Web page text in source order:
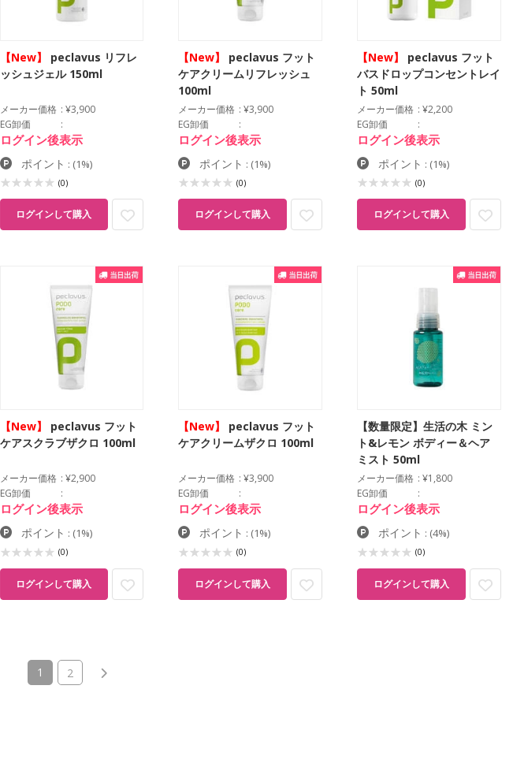
【New】
peclavus リフレ
ッシュジェル 150ml
メーカー価格
¥3,900
EG卸価
ログイン後表示
ポイント : (1%)
(0)
ログインして購入
【New】
peclavus フット
ケアクリームリフレッシュ
100ml
メーカー価格
¥3,900
EG卸価
ログイン後表示
ポイント : (1%)
(0)
ログインして購入
【New】
peclavus フット
バスドロップコンセントレイ
ト 50ml
メーカー価格
¥2,200
EG卸価
ログイン後表示
ポイント : (1%)
(0)
ログインして購入
【New】
peclavus フット
ケアスクラブザクロ 100ml
メーカー価格
¥2,900
EG卸価
ログイン後表示
ポイント : (1%)
(0)
ログインして購入
【New】
peclavus フット
ケアクリームザクロ 100ml
メーカー価格
¥3,900
EG卸価
ログイン後表示
ポイント : (1%)
(0)
ログインして購入
【数量限定】生活の木 ミン
ト&レモン ボディー＆ヘア
ミスト 50ml
メーカー価格
¥1,800
EG卸価
ログイン後表示
ポイント : (4%)
(0)
ログインして購入
1 (current)
2